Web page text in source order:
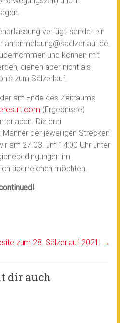
verfügt, sendet ein
an anmeldung@saelzerlauf.de.
und können mit
dienen aber nicht als
zum Sälzerlauf.
am Ende des Zeitraums
(Ergebnisse)
Die drei
der jeweiligen Strecken
am 27.03. um 14:00 Uhr unter
im
überreichen möchten.
zum 28. Sälzerlauf 2021: →
dir auch